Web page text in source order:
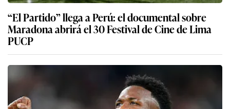
“El Partido” llega a Perú: el documental sobre
Maradona abrirá el 30 Festival de Cine de Lima
PUCP